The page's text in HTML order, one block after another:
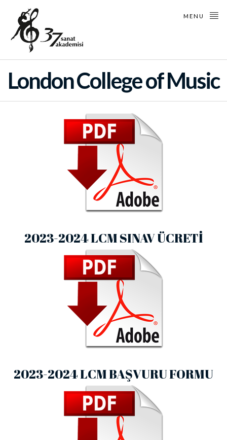
MENU
London College of Music
2023-2024 LCM SINAV ÜCRETI
2023-2024 LCM BAŞVURU FORMU